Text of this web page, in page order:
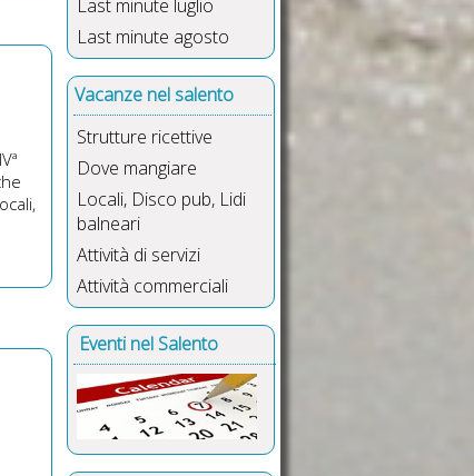
Last minute luglio
Last minute agosto
Vacanze nel salento
Strutture ricettive
Dove mangiare
Locali, Disco pub, Lidi
balneari
Attività di servizi
Attività commerciali
Eventi nel Salento